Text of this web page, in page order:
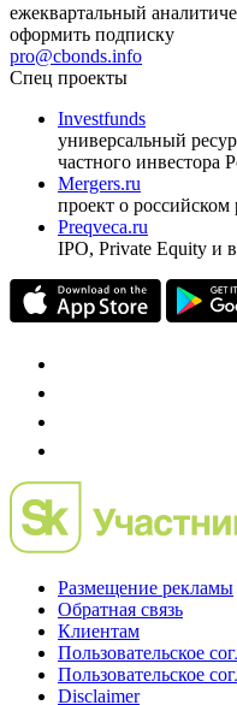
ежеквартальный
оформить подписку
pro@cbonds.info
Спец проекты
Investfunds
универсальный
частного инвестора
Mergers.ru
проект о
Preqveca.ru
IPO, Private Equity и
Размещение рекламы
Обратная связь
Клиентам
Пользовательское
Пользовательское
Disclaimer